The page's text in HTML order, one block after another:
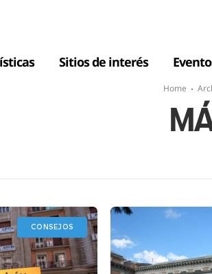
Sitios de interés
Home
CONSEJOS